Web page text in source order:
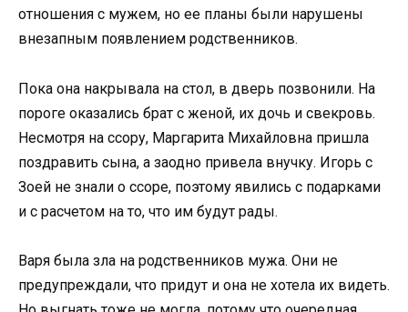
отношения с мужем, но ее планы были нарушены
внезапным появлением родственников.
Пока она накрывала на стол, в дверь позвонили. На
пороге оказались брат с женой, их дочь и свекровь.
Несмотря на ссору, Маргарита Михайловна пришла
поздравить сына, а заодно привела внучку. Игорь с
Зоей не знали о ссоре, поэтому явились с подарками
и с расчетом на то, что им будут рады.
Варя была зла на родственников мужа. Они не
предупреждали, что придут и она не хотела их видеть.